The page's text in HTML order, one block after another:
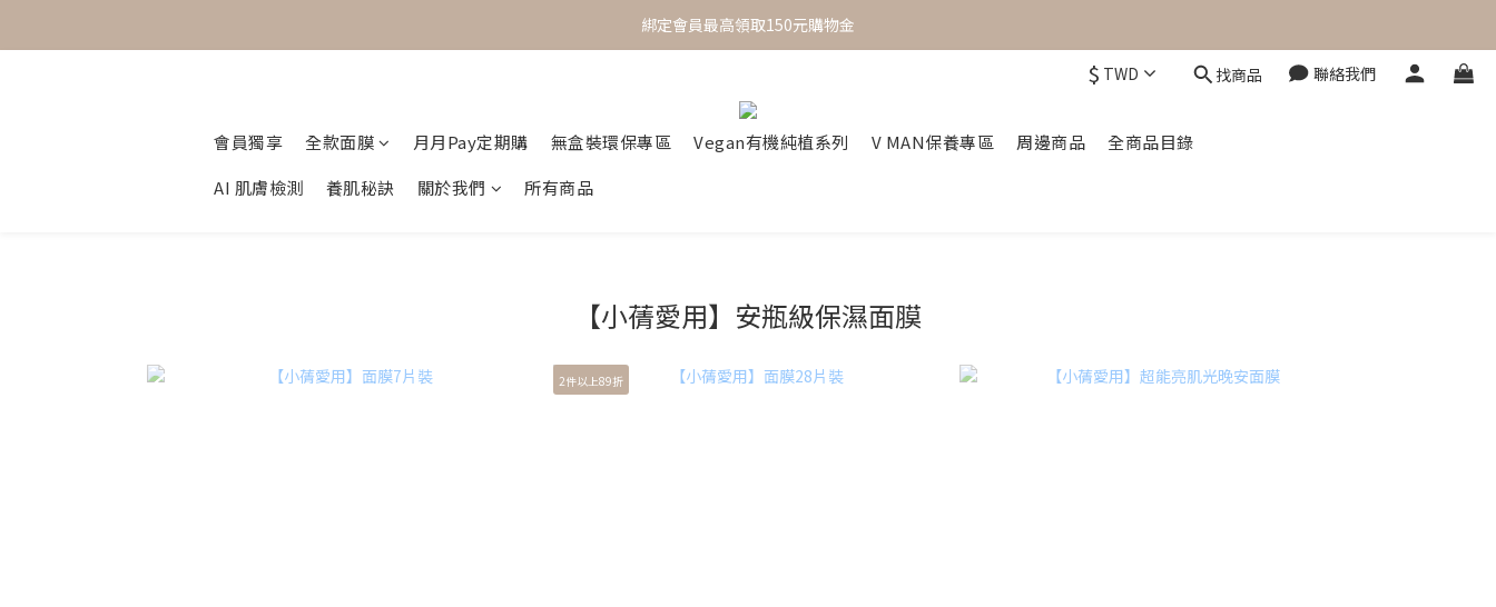
One Day One Masking  極簡保養｜極致呵護
綁定會員最高領取150元購物金
$ TWD 找商品 聯絡我們
會員獨享 全款面膜 月月Pay定期購 無盒裝環保專區 Vegan有機純植系列 V MAN保養專區 周邊商品
全商品目錄
AI 肌膚檢測
養肌秘訣 關於我們 所有商品
【小蒨愛用】安瓶級保濕面膜
2件以上89折